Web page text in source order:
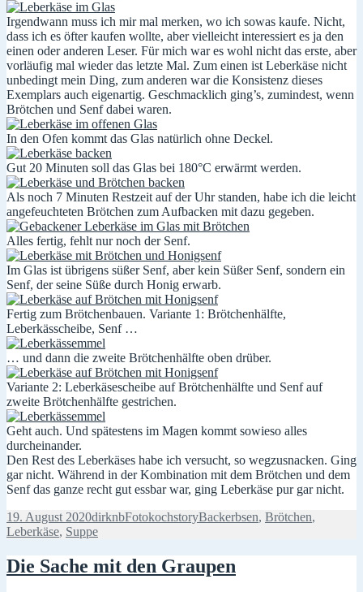
Irgendwann muss ich mir mal merken, wo ich sowas kaufe. Nicht,
dass ich es öfter kaufen wollte, aber vielleicht interessiert es ja den
einen oder anderen Leser. Für mich war es wohl nicht das erste, aber
vorläufig mal wieder das letzte Mal. Zum einen ist Leberkäse nicht
unbedingt mein Ding, zum anderen war die Konsistenz dieses
Exemplars auch eigenartig. Geschmacklich ging’s, zumindest, wenn
Brötchen und Senf dabei waren.
In den Ofen kommt das Glas natürlich ohne Deckel.
Gut 20 Minuten soll das Glas bei 180°C erwärmt werden.
Als noch 7 Minuten Restzeit auf der Uhr standen, habe ich die leicht
angefeuchteten Brötchen zum Aufbacken mit dazu gegeben.
Alles fertig, fehlt nur noch der Senf.
Im Glas ist übrigens süßer Senf, aber kein Süßer Senf, sondern ein
Senf, der seine Süße durch Honig erwarb.
Fertig zum Brötchenbauen. Variante 1: Brötchenhälfte,
Leberkässcheibe, Senf …
… und dann die zweite Brötchenhälfte oben drüber.
Variante 2: Leberkäsescheibe auf Brötchenhälfte und Senf auf
zweite Brötchenhälfte gestrichen.
Geht auch. Und spätestens im Magen kommt sowieso alles
durcheinander.
Den Rest des Leberkäses habe ich versucht, so wegzusnacken. Ging
gar nicht. Während in der Kombination mit dem Brötchen und dem
Senf das ganze recht gut essbar war, ging Leberkäse pur gar nicht.
Veröffentlicht
am
19. August 2020Autor
dirknbKategorien
FotokochstorySchlagwörter
Backerbsen, Brötchen,
Leberkäse, Suppe
Die Sache mit den Graupen